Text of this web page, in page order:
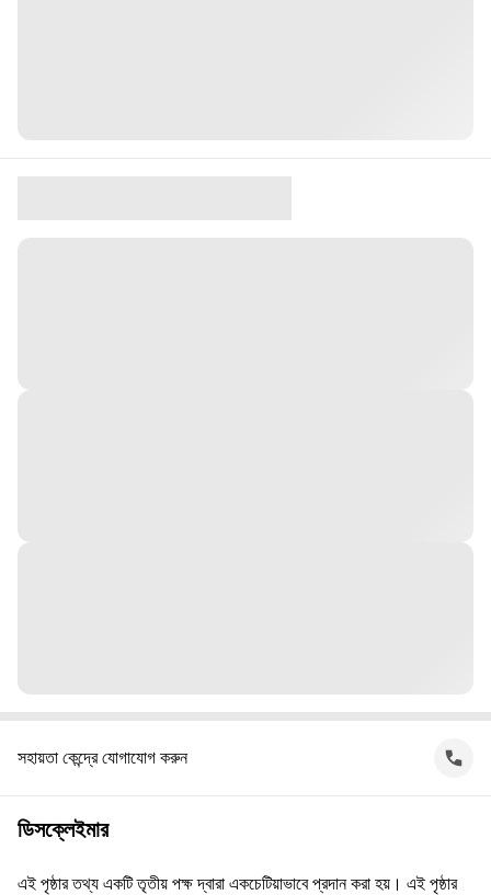
সহায়তা কেন্দ্রে যোগাযোগ করুন
ডিসক্লেইমার
এই পৃষ্ঠার তথ্য একটি তৃতীয় পক্ষ দ্বারা একচেটিয়াভাবে প্রদান করা হয়। এই পৃষ্ঠার